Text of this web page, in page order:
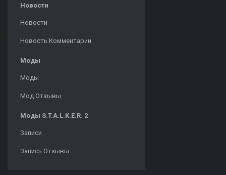
Новости
Новости
Новость Комментарии
Моды
Моды
Мод Отзывы
Моды S.T.A.L.K.E.R. 2
Записи
Запись Отзывы